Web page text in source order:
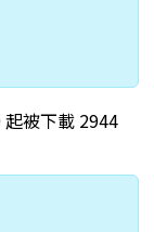
被下載 2944